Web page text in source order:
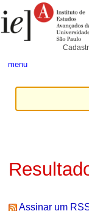
para
conteúdo.
Pessoais
menu
Assinar um